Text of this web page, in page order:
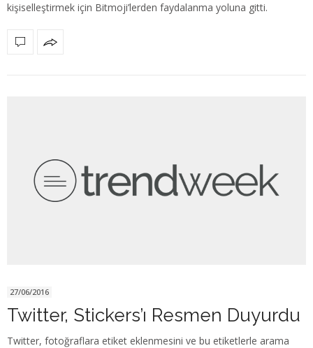
kişiselleştirmek için Bitmoji’lerden faydalanma yoluna gitti.
27/06/2016
Twitter, Stickers’ı Resmen Duyurdu
Twitter, fotoğraflara etiket eklenmesini ve bu etiketlerle arama